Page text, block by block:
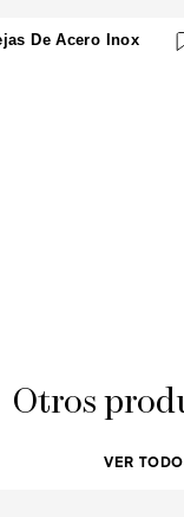
De Acero Inox
Otros
VER